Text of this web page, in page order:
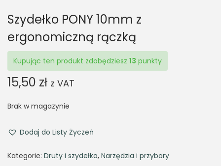
Szydełko PONY 10mm z
ergonomiczną rączką
Kupując ten produkt zdobędziesz 13 punkty
15,50 zł z VAT
Brak w magazynie
Dodaj do Listy Życzeń
Kategorie: Druty i szydełka, Narzędzia i przybory